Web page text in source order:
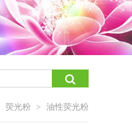
荧光粉 > 油性荧光粉